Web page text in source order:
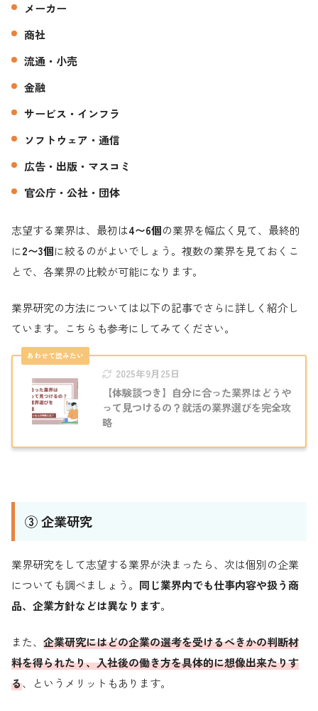
メーカー
商社
流通・小売
金融
サービス・インフラ
ソフトウェア・通信
広告・出版・マスコミ
官公庁・公社・団体
志望する業界は、最初は4〜6個の業界を幅広く見て、最終的
に2〜3個に絞るのがよいでしょう。複数の業界を見ておくこ
とで、各業界の比較が可能になります。
業界研究の方法については以下の記事でさらに詳しく紹介し
ています。こちらも参考にしてみてください。
2025年9月25日
【体験談つき】自分に合った業界はどうや
って見つけるの？就活の業界選びを完全攻
略
③ 企業研究
業界研究をして志望する業界が決まったら、次は個別の企業
についても調べましょう。 同じ業界内でも仕事内容や扱う商
品、企業方針などは異なります。
また、 企業研究にはどの企業の選考を受けるべきかの判断材
料を得られたり、入社後の働き方を具体的に想像出来たりす
る、というメリットもあります。